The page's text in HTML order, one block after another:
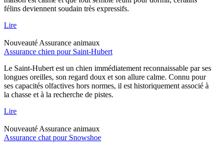
félins deviennent soudain très expressifs.
Lire
Nouveauté Assurance animaux
Assurance chien pour Saint-Hubert
Le Saint-Hubert est un chien immédiatement reconnaissable par ses
longues oreilles, son regard doux et son allure calme. Connu pour
ses capacités olfactives hors normes, il est historiquement associé à
la chasse et à la recherche de pistes.
Lire
Nouveauté Assurance animaux
Assurance chat pour Snowshoe